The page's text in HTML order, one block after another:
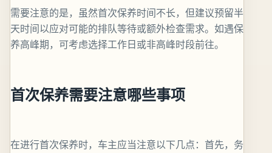
需要注意的是，虽然首次保养时间不长，但建议预留半
天时间以应对可能的排队等待或额外检查需求。如遇保
养高峰期，可考虑选择工作日或非高峰时段前往。
首次保养需要注意哪些事项
在进行首次保养时，车主应当注意以下几点：首先，务